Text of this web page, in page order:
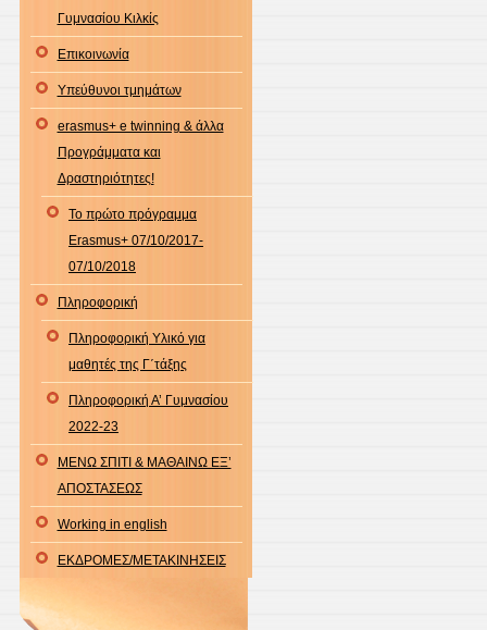
Γυμνασίου Κιλκίς
Επικοινωνία
Υπεύθυνοι τμημάτων
erasmus+ e twinning & άλλα
Προγράμματα και
Δραστηριότητες!
Το πρώτο πρόγραμμα
Erasmus+ 07/10/2017-
07/10/2018
Πληροφορική
Πληροφορική Υλικό για
μαθητές της Γ΄τάξης
Πληροφορική Α’ Γυμνασίου
2022-23
ΜΕΝΩ ΣΠΙΤΙ & ΜΑΘΑΙΝΩ ΕΞ’
ΑΠΟΣΤΑΣΕΩΣ
Working in english
ΕΚΔΡΟΜΕΣ/ΜΕΤΑΚΙΝΗΣΕΙΣ